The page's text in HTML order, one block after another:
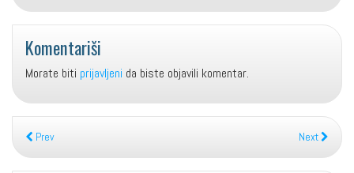
Komentariši
Morate biti prijavljeni da biste objavili komentar.
Prev Next